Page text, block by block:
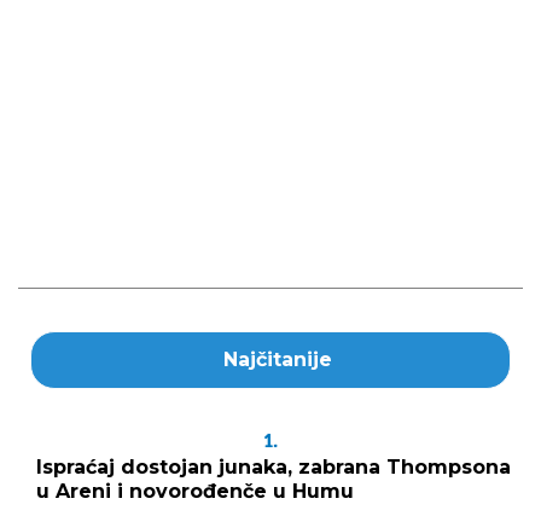
Najčitanije
1.
Ispraćaj dostojan junaka, zabrana Thompsona
u Areni i novorođenče u Humu